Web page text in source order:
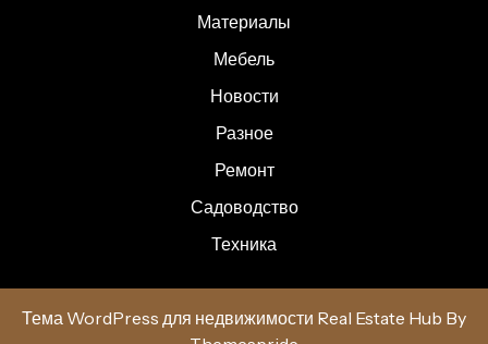
Материалы
Мебель
Новости
Разное
Ремонт
Садоводство
Техника
Тема WordPress для недвижимости Real Estate Hub By